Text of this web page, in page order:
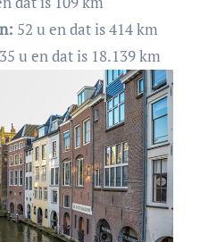
52 u en dat is 414 km
u en dat is 18.139 km